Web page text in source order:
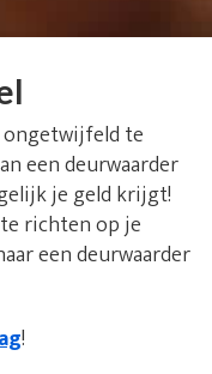
te
een deurwaarder
je geld krijgt!
richten op je
een deurwaarder
!